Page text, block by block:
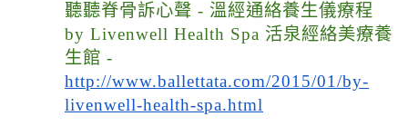
聽聽脊骨訴心聲 - 溫經通絡養生儀療程
by Livenwell Health Spa 活泉經絡美療養
生館 -
http://www.ballettata.com/2015/01/by-
livenwell-health-spa.html